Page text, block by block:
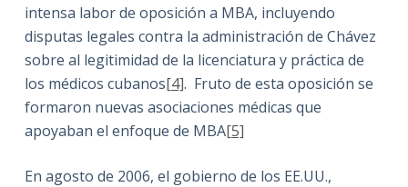
intensa labor de oposición a MBA, incluyendo
disputas legales contra la administración de Chávez
sobre al legitimidad de la licenciatura y práctica de
los médicos cubanos[4]. Fruto de esta oposición se
formaron nuevas asociaciones médicas que
apoyaban el enfoque de MBA[5]
En agosto de 2006, el gobierno de los EE.UU.,